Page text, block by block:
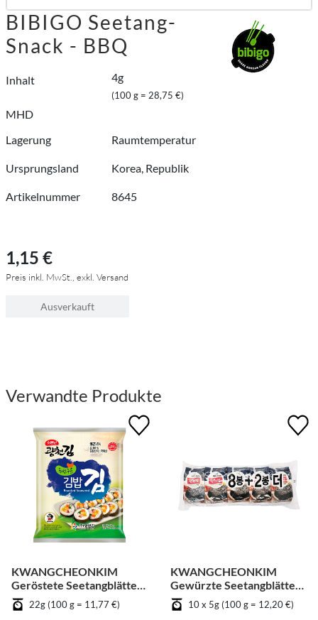
BIBIGO Seetang-
Snack - BBQ
Inhalt 4g
(100 g = 28,75 €)
MHD
Lagerung
Raumtemperatur
Ursprungsland Korea, Republik
Artikelnummer 8645
1,15 €
Preis inkl. MwSt., exkl. Versand
Ausverkauft
Verwandte Produkte
KWANGCHEONKIM
Geröstete Seetangblätter
für Kimbab
22g (100 g = 11,77 €)
KWANGCHEONKIM
Gewürzte Seetangblätter
in Scheiben geschnitten -
Gemüse [Bündel]
10 x 5g (100 g = 12,20 €)